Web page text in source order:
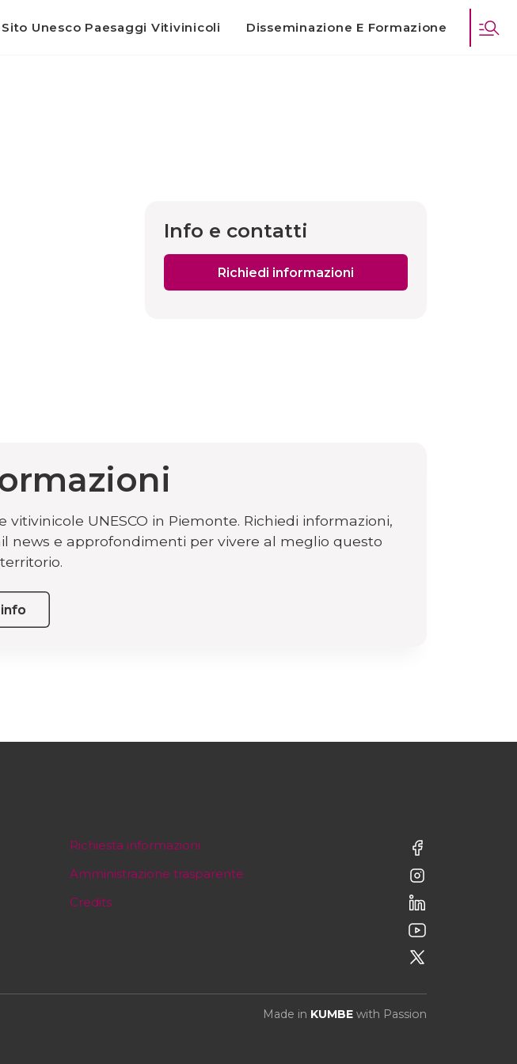
Sito Unesco Paesaggi Vitivinicoli Disseminazione E Formazione
Info e contatti
Richiedi informazioni
UNESCO in Piemonte. Richiedi informazioni,
news e approfondimenti per vivere al meglio questo
Richiesta informazioni
Amministrazione trasparente
Credits
Made in KUMBE with Passion